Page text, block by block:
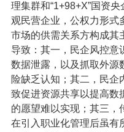
理集群和“1+98+X”国资
观民营企业，公权力形式
市场的供需关系方构成其
导致：其一，民企风控意
数据泄露，以及抓取外源
险缺乏认知；其二，民企
致促进资源共享以提高数
的愿望难以实现；其三，
在引入职业化管理后虽有